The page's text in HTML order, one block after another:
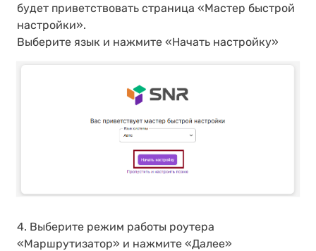
будет приветствовать страница «Мастер быстрой
настройки».
Выберите язык и нажмите «Начать настройку»
4. Выберите режим работы роутера
«Маршрутизатор» и нажмите «Далее»